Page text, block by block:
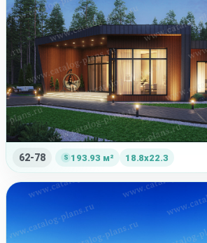
62-78 193.93 м² 18.8x22.3